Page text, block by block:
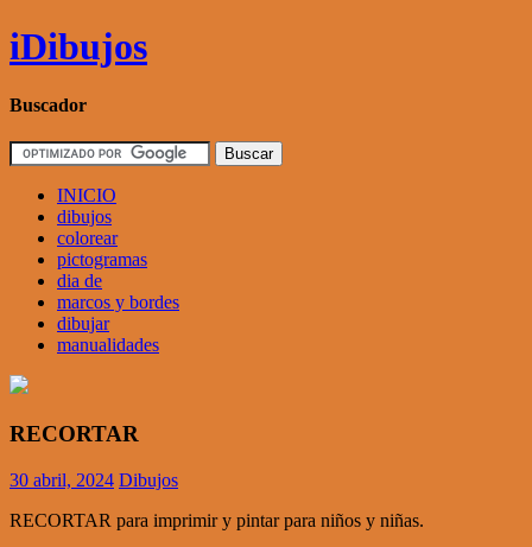
Skip
to
iDibujos
Buscador
INICIO
dibujos
colorear
pictogramas
dia de
marcos y bordes
dibujar
manualidades
RECORTAR
30 abril, 2024 Dibujos
RECORTAR para imprimir y pintar para niños y niñas.